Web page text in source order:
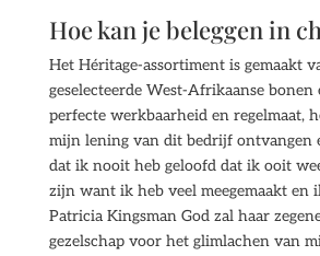
Hoe kan je beleggen in
Het Héritage-assortiment is gemaakt
geselecteerde West-Afrikaanse bonen
perfecte werkbaarheid en regelmaat,
mijn lening van dit bedrijf ontvangen
dat ik nooit heb geloofd dat ik ooit
zijn want ik heb veel meegemaakt en
Patricia Kingsman God zal haar
gezelschap voor het glimlachen van